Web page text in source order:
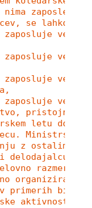
se lahko
več
več
več
več
pristojno
letu
Ministrstvo
z ostalimi
delodajalcu na
razmerje
organiziranje
v primerih